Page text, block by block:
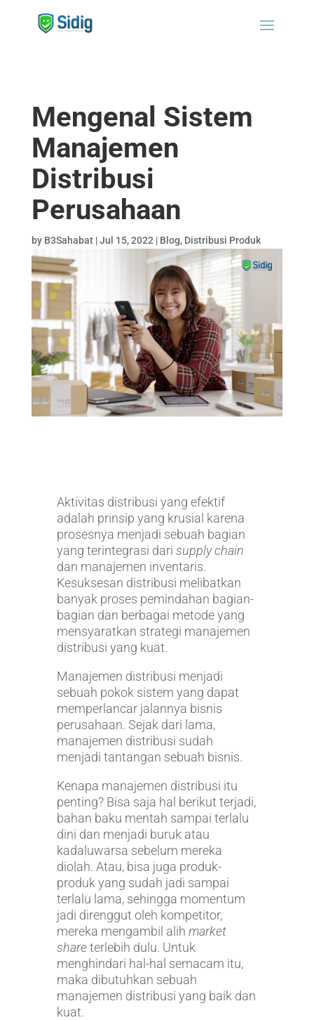
Mengenal Sistem
Manajemen
Distribusi
Perusahaan
by B3Sahabat|Jul 15, 2022 | Blog, Distribusi Produk
Aktivitas distribusi yang efektif
adalah prinsip yang krusial karena
prosesnya menjadi sebuah bagian
yang terintegrasi dari supply chain
dan manajemen inventaris.
Kesuksesan distribusi melibatkan
banyak proses pemindahan bagian-
bagian dan berbagai metode yang
mensyaratkan strategi manajemen
distribusi yang kuat.
Manajemen distribusi menjadi
sebuah pokok sistem yang dapat
memperlancar jalannya bisnis
perusahaan. Sejak dari lama,
manajemen distribusi sudah
menjadi tantangan sebuah bisnis.
Kenapa manajemen distribusi itu
penting? Bisa saja hal berikut terjadi,
bahan baku mentah sampai terlalu
dini dan menjadi buruk atau
kadaluwarsa sebelum mereka
diolah. Atau, bisa juga produk-
produk yang sudah jadi sampai
terlalu lama, sehingga momentum
jadi direnggut oleh kompetitor,
mereka mengambil alih market
shareterlebih dulu. Untuk
menghindari hal-hal semacam itu,
maka dibutuhkan sebuah
manajemen distribusi yang baik dan
kuat.